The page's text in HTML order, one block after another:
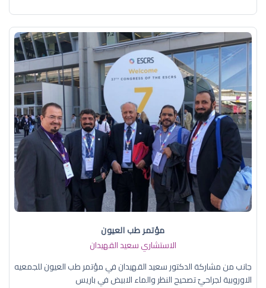
مؤتمر طب العيون
الاستشاري سعيد القهيدان
جانب من مشاركة الدكتور سعيد القهيدان في مؤتمر طب العيون للجمعيه
الاوروبية لجراحيّ تصحيح النظر والماء الابيض في باريس